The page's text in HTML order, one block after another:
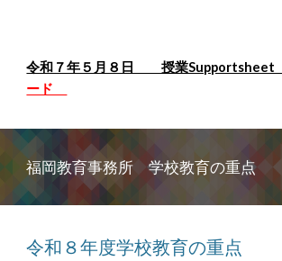
令和７年５月８日 授業Supportsheet
ード
福岡教育事務所 学校教育の重点
令和８年度学校教育の重点